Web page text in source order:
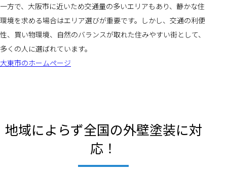
一方で、大阪市に近いため交通量の多いエリアもあり、静かな住
環境を求める場合はエリア選びが重要です。しかし、交通の利便
性、買い物環境、自然のバランスが取れた住みやすい街として、
多くの人に選ばれています。
大東市のホームページ
地域によらず全国の外壁塗装に対
応！